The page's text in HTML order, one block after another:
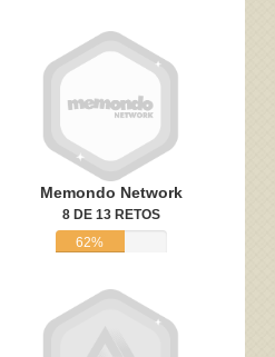
Memondo Network
8 DE 13 RETOS
62%